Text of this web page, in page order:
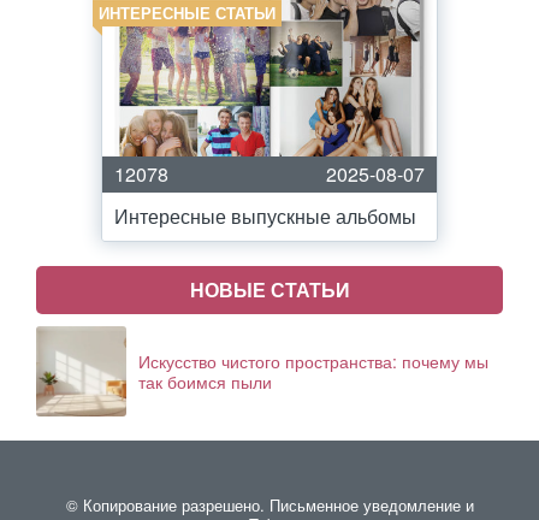
ИНТЕРЕСНЫЕ СТАТЬИ
12078
2025-08-07
Интересные выпускные альбомы
НОВЫЕ СТАТЬИ
Искусство чистого пространства: почему мы
так боимся пыли
© Копирование разрешено. Письменное уведомление и